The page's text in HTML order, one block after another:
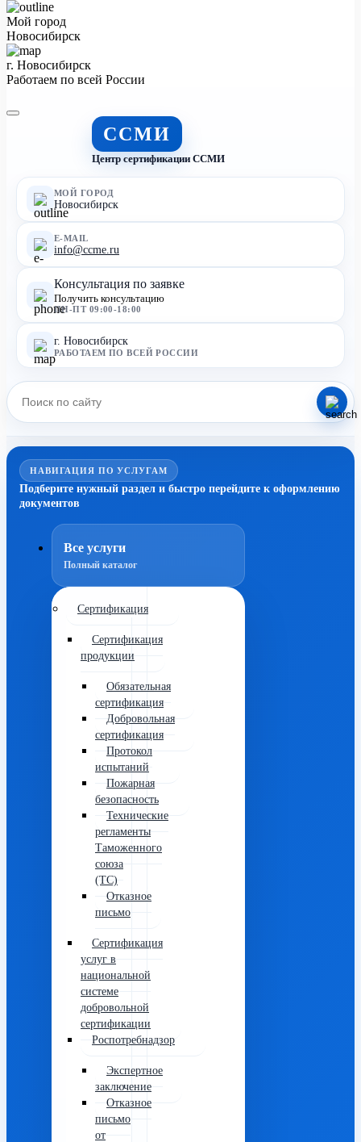
Мой город
Новосибирск
г. Новосибирск
Работаем по всей России
ССМИ
Центр сертификации ССМИ
МОЙ ГОРОД
Новосибирск
E-MAIL
info@ccme.ru
Консультация по заявке
Получить консультацию
ПН-ПТ 09:00-18:00
г. Новосибирск
РАБОТАЕМ ПО ВСЕЙ РОССИИ
НАВИГАЦИЯ ПО УСЛУГАМ
Подберите нужный раздел и быстро перейдите к оформлению
документов
Все услуги
Полный каталог
Сертификация
Сертификация
продукции
Обязательная
сертификация
Добровольная
сертификация
Протокол
испытаний
Пожарная
безопасность
Технические
регламенты
Таможенного
союза
(ТС)
Отказное
письмо
Сертификация
услуг в
национальной
системе
добровольной
сертификации
Роспотребнадзор
Экспертное
заключение
Отказное
письмо
от